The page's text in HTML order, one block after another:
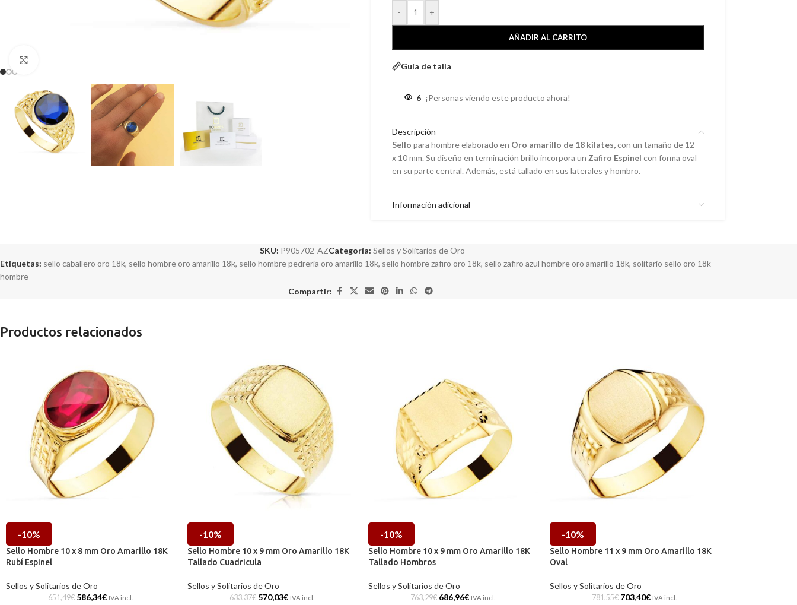
- +
AÑADIR AL CARRITO
Guía de talla
6 ¡Personas viendo este producto ahora!
Descripción
Sello para hombre elaborado en Oro amarillo de 18 kilates,con un tamaño de 12
x 10 mm. Su diseño en terminación brillo incorpora un Zafiro Espinel con forma oval
en su parte central. Además, está tallado en sus laterales y hombro.
Información adicional
SKU: P905702-AZCategoría: Sellos y Solitarios de Oro
Etiquetas: sello caballero oro 18k, sello hombre oro amarillo 18k, sello hombre pedrería oro amarillo 18k, sello hombre zafiro oro 18k, sello zafiro azul hombre oro amarillo 18k, solitario sello oro 18k
hombre
Compartir:
Productos relacionados
-10%
Sello Hombre 10 x 8 mm Oro Amarillo 18K
Rubí Espinel
Sellos y Solitarios de Oro
651,49€ 586,34€ IVA incl.
-10%
Sello Hombre 10 x 9 mm Oro Amarillo 18K
Tallado Cuadricula
Sellos y Solitarios de Oro
633,37€ 570,03€ IVA incl.
-10%
Sello Hombre 10 x 9 mm Oro Amarillo 18K
Tallado Hombros
Sellos y Solitarios de Oro
763,29€ 686,96€ IVA incl.
-10%
Sello Hombre 11 x 9 mm Oro Amarillo 18K
Oval
Sellos y Solitarios de Oro
781,55€ 703,40€ IVA incl.